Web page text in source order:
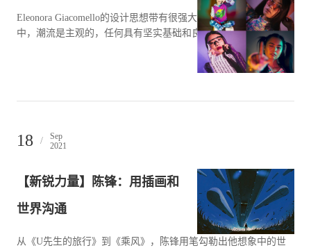
Eleonora Giacomello的设计思想带有很强大的个人意识。在她眼
中，潮流是主观的，任何具有坚实基础和良好…
18 /
Sep
2021
【新锐力量】陈锋：用插画和
世界沟通
从《U先生的旅行》到《乘风》，陈锋用笔勾勒出他想象中的世